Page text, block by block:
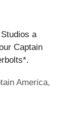
a
Captain
America,